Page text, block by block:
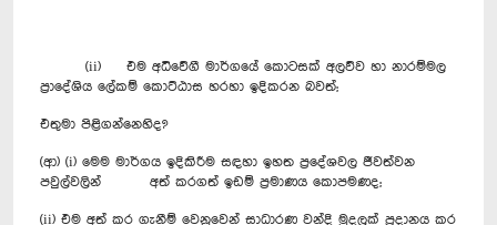
(ii) එම අධිවේගී මාර්ගයේ කොටසක් අලව්ව හා නාරම්මල
ප්‍රාදේශිය ලේකම් කොට්ඨාස හරහා ඉදිකරන බවත්;
එතුමා පිළිගන්නෙහිද?
(ආ) (i) මෙම මාර්ගය ඉදිකිරීම සඳහා ඉහත ප්‍රදේශවල ජීවත්වන
පවුල්වලින් අත් කරගත් ඉඩම් ප්‍රමාණය කොපමණද;
(ii) එම අත් කර ගැනීම් වෙනුවෙන් සාධාරණ වන්දි මුදලක් ප්‍රදානය කර